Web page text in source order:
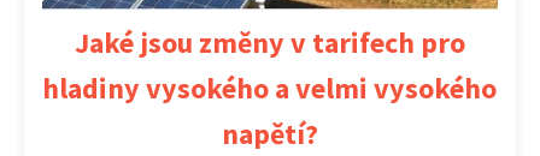
Jaké jsou změny v tarifech pro
hladiny vysokého a velmi vysokého
napětí?